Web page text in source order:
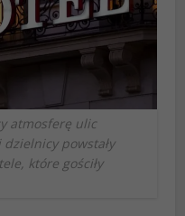
atmosferę ulic
dzielnicy powstały
które gościły